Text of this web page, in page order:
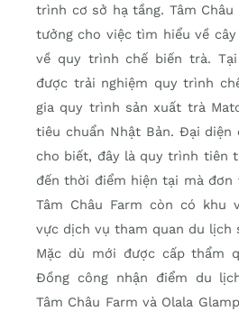
trình cơ sở hạ tầng. Tâm
tưởng cho việc tìm hiểu về
về quy trình chế biến trà.
được trải nghiệm quy trình
gia quy trình sản xuất trà
tiêu chuẩn Nhật Bản. Đại diện
cho biết, đây là quy trình tiên
đến thời điểm hiện tại mà đơn
Tâm Châu Farm còn có khu
vực dịch vụ tham quan du lịch
Mặc dù mới được cấp thẩm
Đồng công nhận điểm du
Tâm Châu Farm và Olala